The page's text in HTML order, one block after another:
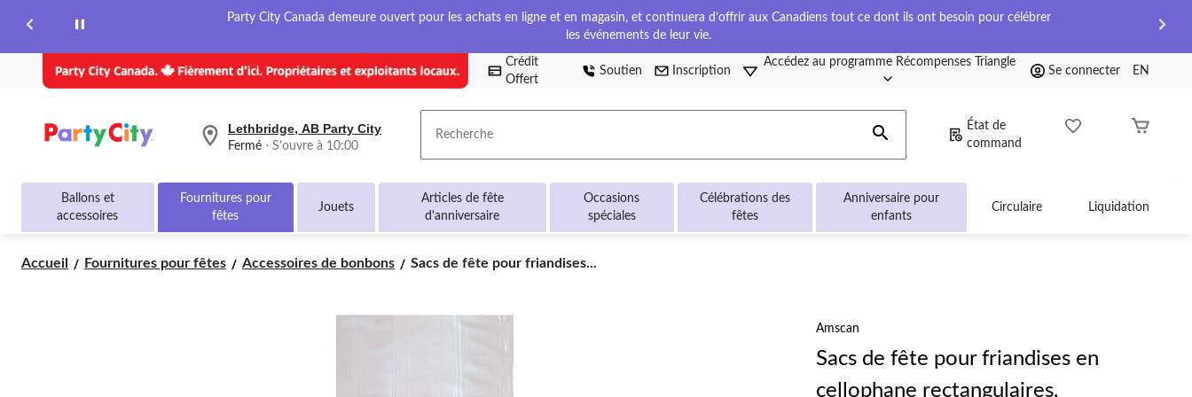
Party City Canada demeure ouvert pour les achats en ligne et en magasin, et continuera d’offrir aux Canadiens tout ce dont ils ont besoin pour célébrer
les événements de leur vie.
Crédit
Offert
Soutien Inscription
Accédez au programme Récompenses Triangle
Se connecter EN
votre
Lethbridge,
AB
Party
courament
Lethbridge, AB Party City
Fermé ⋅ S’ouvre à 10:00 Recherche
État de
command
Ballons et
accessoires
Fournitures pour
fêtes
Jouets
Articles de fête
d'anniversaire
Occasions
spéciales
Célébrations des
fêtes
Anniversaire pour
enfants
Circulaire Liquidation
Accueil Fournitures pour fêtes Accessoires de bonbons
Sacs
pour
friandises
Sacs de fête pour friandises...
Amscan
Sacs de fête pour friandises en
cellophane rectangulaires,
page.